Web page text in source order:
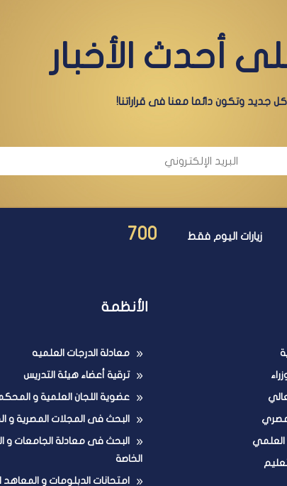
أحدث الأخبار
جديد وتكون دائما معنا فى قراراتنا!
زيارات اليوم فقط 700
العلمي
الأنظمة
معادلة الدرجات العلميه
ترقية أعضاء هيئة التدريس
عضوية اللجان العلمية و
البحث فى المجلات المصرية و
البحث فى معادلة الجامعات و
الخاصة
امتحانات الدبلومات و المعاهد